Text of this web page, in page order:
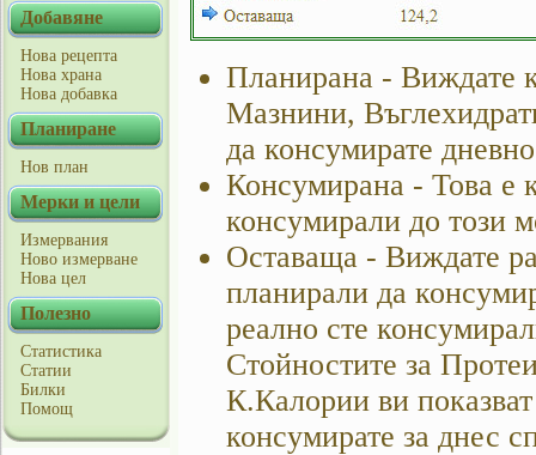
Добавяне
Нова рецепта
Нова храна
Нова добавка
Планиране
Нов план
Мерки и цели
Измервания
Ново измерване
Нова цел
Полезно
Статистика
Статии
Билки
Помощ
Планирана - Виждате
Мазнини,
да консумирате
Консумирана - Това е
консумирали до този
Оставаща - Виждате
планирали да
реално сте
Стойностите за
К.Калории ви
консумирате за днес